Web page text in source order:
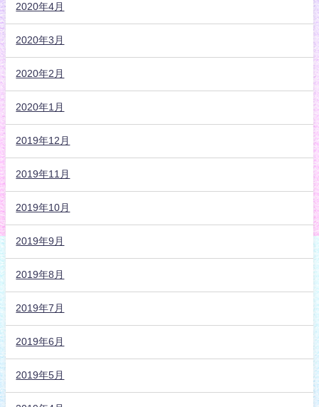
2020年4月
2020年3月
2020年2月
2020年1月
2019年12月
2019年11月
2019年10月
2019年9月
2019年8月
2019年7月
2019年6月
2019年5月